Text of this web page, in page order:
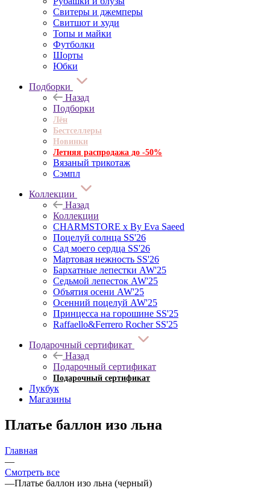
Свитеры и джемперы
Свитшот и худи
Топы и майки
Футболки
Шорты
Юбки
Подборки
Назад
Подборки
Лён
Бестселлеры
Новинки
Летняя распродажа до -50%
Вязаный трикотаж
Сэмпл
Коллекции
Назад
Коллекции
CHARMSTORE х By Eva Saeed
Поцелуй солнца SS'26
Сад моего сердца SS'26
Мартовая нежность SS'26
Бархатные лепестки AW'25
Седьмой лепесток AW'25
Объятия осени AW'25
Осенний поцелуй AW'25
Принцесса на горошине SS'25
Raffaello&Ferrero Rocher SS'25
Подарочный сертификат
Назад
Подарочный сертификат
Подарочный сертификат
Лукбук
Магазины
Платье баллон изо льна
Главная
—
Смотреть все
—Платье баллон изо льна (черный)